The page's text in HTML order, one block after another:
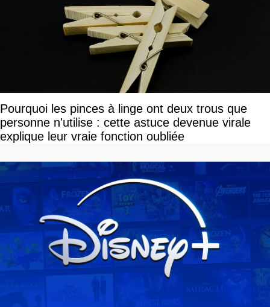
Pourquoi les pinces à linge ont deux trous que
personne n'utilise : cette astuce devenue virale
explique leur vraie fonction oubliée